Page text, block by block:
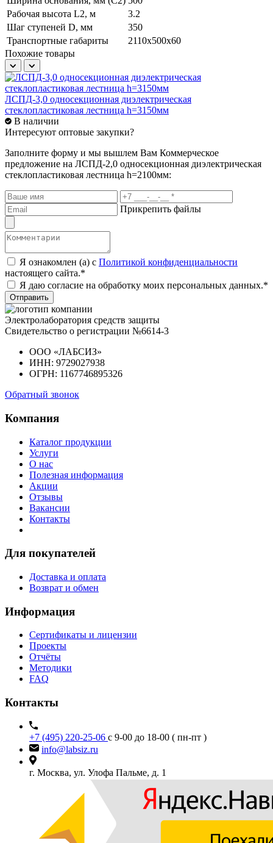
Рабочая высота L2, м
3.2
Шаг ступеней D, мм
350
Транспортные габариты
2110x500x60
Похожие товары
ЛСПД-3,0 односекционная диэлектрическая
стеклопластиковая лестница h=3150мм
В наличии
Интересуют оптовые закупки?
Заполните форму и мы вышлем Вам Коммерческое
предложение на ЛСПД-2,0 односекционная диэлектрическая
стеклопластиковая лестница h=2100мм:
Прикрепить файлы
Я ознакомлен (а) с Политикой конфиденциальности
настоящего сайта.*
Я даю согласие на обработку моих персональных данных.*
Отправить
Электролаборатория средств защиты
Свидетельство о регистрации №6614-3
ООО «ЛАБСИЗ»
ИНН: 9729027938
ОГРН: 1167746895326
Обратный звонок
Компания
Каталог продукции
Услуги
О нас
Полезная информация
Акции
Отзывы
Вакансии
Контакты
Для покупателей
Доставка и оплата
Возврат и обмен
Информация
Сертификаты и лицензии
Проекты
Отчёты
Методики
FAQ
Контакты
+7 (495) 220-25-06 с 9-00 до 18-00 ( пн-пт )
info@labsiz.ru
г. Москва, ул. Улофа Пальме, д. 1